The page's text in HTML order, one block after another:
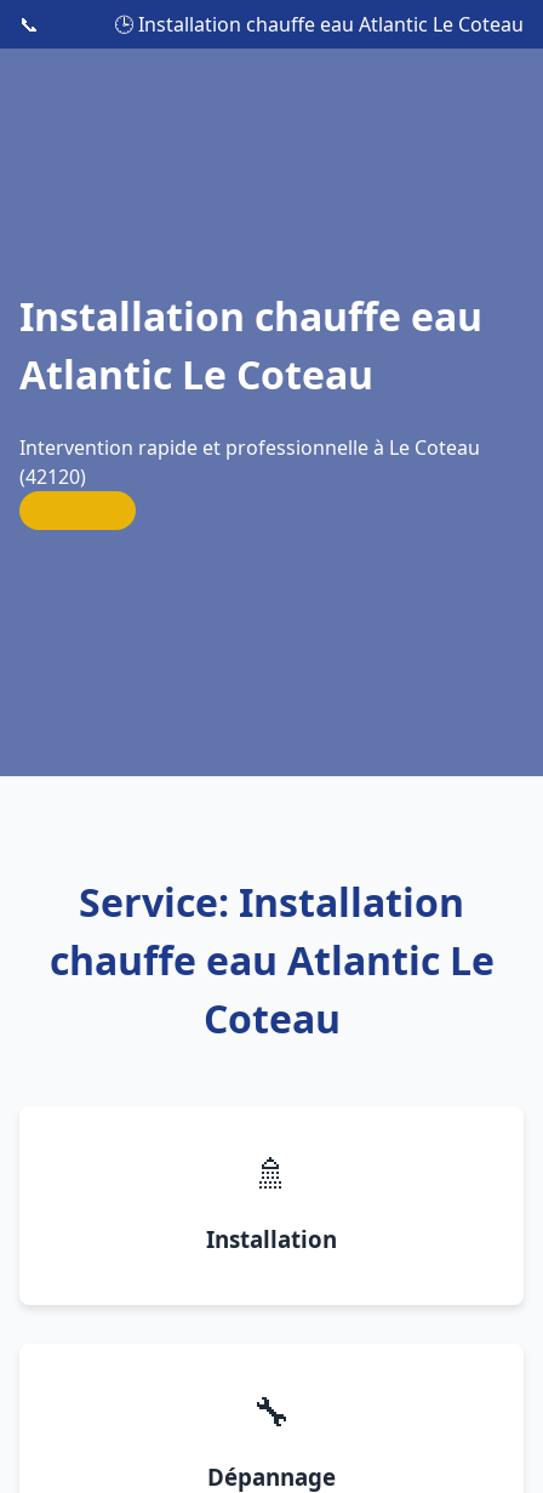
📞 🕒 Installation chauffe eau Atlantic Le Coteau
Installation chauffe eau
Atlantic Le Coteau
Intervention rapide et professionnelle à Le Coteau
(42120)
Service: Installation
chauffe eau Atlantic Le
Coteau
🚿
Installation
🔧
Dépannage